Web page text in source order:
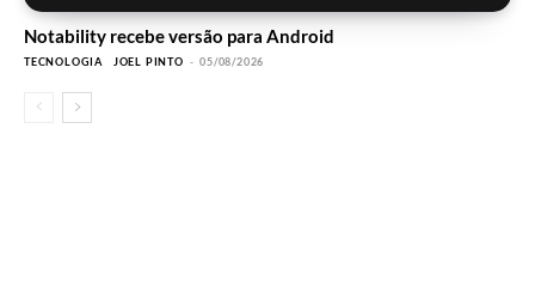
Notability recebe versão para Android
TECNOLOGIA JOEL PINTO - 05/08/2026